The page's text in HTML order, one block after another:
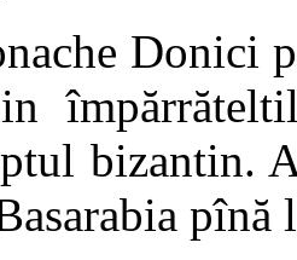
Donici
bizantin.
pînă